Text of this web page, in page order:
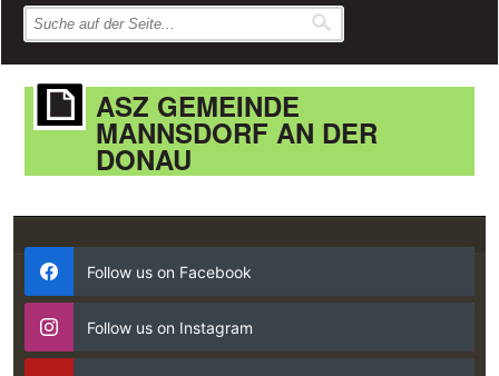
ASZ GEMEINDE
MANNSDORF AN DER
DONAU
Follow us on Facebook
Follow us on Instagram